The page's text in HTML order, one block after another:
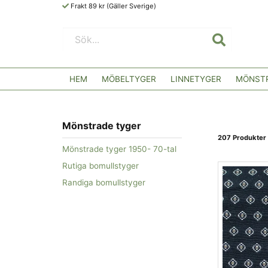
Frakt 89 kr (Gäller Sverige)
HEM MÖBELTYGER LINNETYGER
Mönstrade tyger
Mönstrade tyger 1950- 70-tal
Rutiga bomullstyger
Randiga bomullstyger
207 Produkter